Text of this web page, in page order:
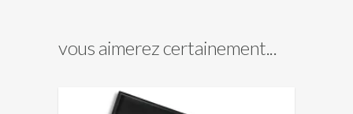
vous aimerez certainement...